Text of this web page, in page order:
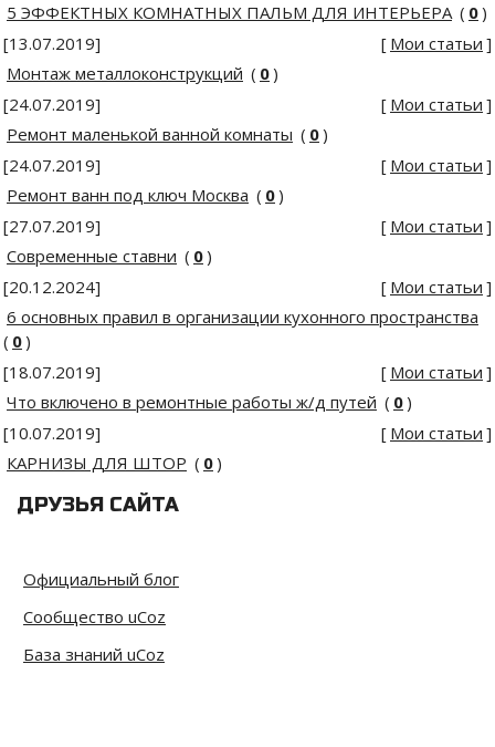
5 ЭФФЕКТНЫХ КОМНАТНЫХ ПАЛЬМ ДЛЯ ИНТЕРЬЕРА ( 0)
[13.07.2019]
[ Мои статьи ]
Монтаж металлоконструкций ( 0)
[24.07.2019]
[ Мои статьи ]
Ремонт маленькой ванной комнаты ( 0)
[24.07.2019]
[ Мои статьи ]
Ремонт ванн под ключ Москва ( 0)
[27.07.2019]
[ Мои статьи ]
Современные ставни ( 0)
[20.12.2024]
[ Мои статьи ]
6 основных правил в организации кухонного пространства
( 0)
[18.07.2019]
[ Мои статьи ]
Что включено в ремонтные работы ж/д путей ( 0)
[10.07.2019]
[ Мои статьи ]
КАРНИЗЫ ДЛЯ ШТОР ( 0)
ДРУЗЬЯ САЙТА
Официальный блог
Сообщество uCoz
База знаний uCoz